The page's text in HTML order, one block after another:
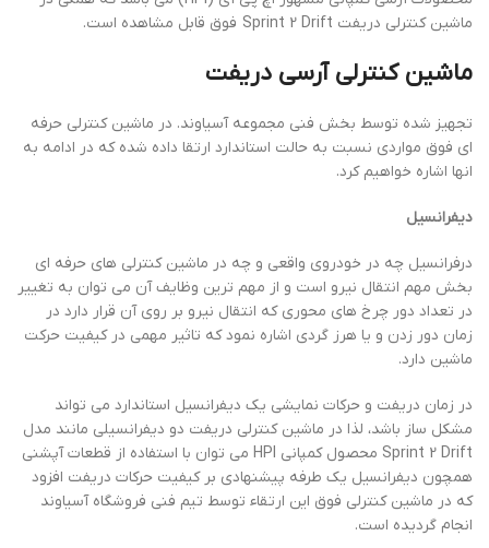
ماشین کنترلی دریفت Sprint 2 Drift فوق قابل مشاهده است.
ماشین کنترلی آرسی دریفت
تجهیز شده توسط بخش فنی مجموعه آسیاوند. در ماشین کنترلی حرفه
ای فوق مواردی نسبت به حالت استاندارد ارتقا داده شده که در ادامه به
انها اشاره خواهیم کرد.
دیفرانسیل
درفرانسیل چه در خودروی واقعی و چه در ماشین کنترلی های حرفه ای
بخش مهم انتقال نیرو است و از مهم ترین وظایف آن می توان به تغییر
در تعداد دور چرخ های محوری که انتقال نیرو بر روی آن قرار دارد در
زمان دور زدن و یا هرز گردی اشاره نمود که تاثیر مهمی در کیفیت حرکت
ماشین دارد.
در زمان دریفت و حرکات نمایشی یک دیفرانسیل استاندارد می تواند
مشکل ساز باشد، لذا در ماشین کنترلی دریفت دو دیفرانسیلی مانند مدل
Sprint 2 Drift محصول کمپانی HPI می توان با استفاده از قطعات آپشنی
همچون دیفرانسیل یک طرفه پیشنهادی بر کیفیت حرکات دریفت افزود
که در ماشین کنترلی فوق این ارتقاء توسط تیم فنی فروشگاه آسیاوند
انجام گردیده است.